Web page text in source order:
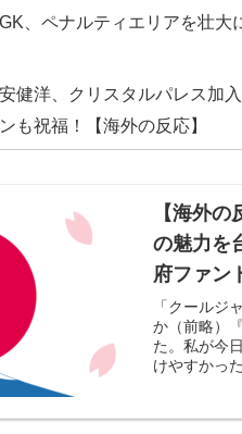
、ペナルティエリアを壮
健洋、クリスタルパレス加
も祝福！【海外の反応】
だけど、「魔法少女」って
韓国風のメンチカツ屋をオ
韓国の立場が完全に逆転し
まま、2つの姿を規則的に
【海外
の魅力を
府ファン
的に下手
「クールジ
か（前略）
た。私が今
けやすかっ